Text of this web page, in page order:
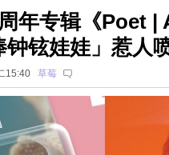
年专辑《Poet
铉娃娃」惹人
15:40 草莓